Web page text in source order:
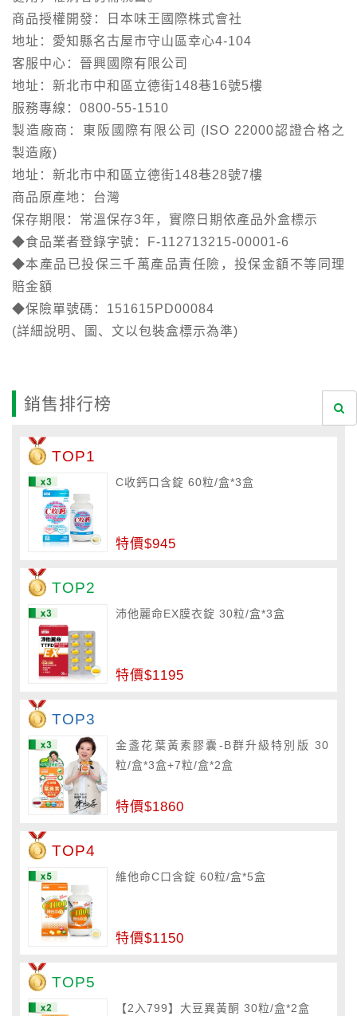
商品授權開發：日本味王國際株式會社
地址：愛知縣名古屋市守山區幸心4-104
客服中心：晉興國際有限公司
地址：新北市中和區立德街148巷16號5樓
服務專線：0800-55-1510
製造廠商：東阪國際有限公司 (ISO 22000認證合格之
製造廠)
地址：新北市中和區立德街148巷28號7樓
商品原產地：台灣
保存期限：常溫保存3年，實際日期依產品外盒標示
◆食品業者登錄字號：F-112713215-00001-6
◆本產品已投保三千萬產品責任險，投保金額不等同理
賠金額
◆保險單號碼：151615PD00084
(詳細說明、圖、文以包裝盒標示為準)
銷售排行榜
TOP1
C收鈣口含錠 60粒/盒*3盒
特價$945
TOP2
沛他麗命EX膜衣錠 30粒/盒*3盒
特價$1195
TOP3
金盞花葉黃素膠囊-B群升級特別版 30
粒/盒*3盒+7粒/盒*2盒
特價$1860
TOP4
維他命C口含錠 60粒/盒*5盒
特價$1150
TOP5
【2入799】大豆異黃酮 30粒/盒*2盒